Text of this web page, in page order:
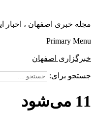
مجله خبری اصفهان ، اخبار
Primary Menu
خبرگزاری اصفهان
جستجو برای:
11 می‌شود